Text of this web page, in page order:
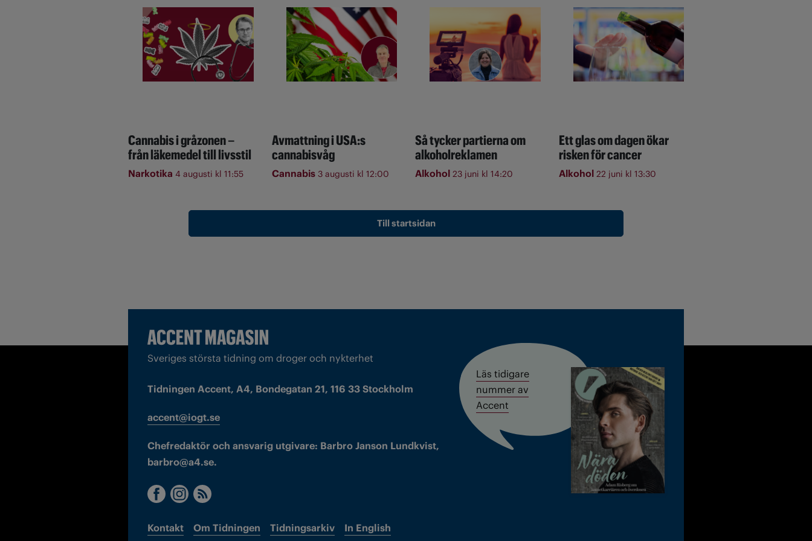
Cannabis i gråzonen –
från läkemedel till livsstil
Narkotika 4 augusti kl 11:55
Avmattning i USA:s
cannabisvåg
Cannabis 3 augusti kl 12:00
Så tycker partierna om
alkoholreklamen
Alkohol 23 juni kl 14:20
Ett glas om dagen ökar
risken för cancer
Alkohol 22 juni kl 13:30
Till startsidan
Sveriges största tidning om droger och nykterhet
Tidningen Accent, A4, Bondegatan 21, 116 33 Stockholm
accent@iogt.se
Chefredaktör och ansvarig utgivare: Barbro Janson Lundkvist,
barbro@a4.se.
Kontakt Om Tidningen Tidningsarkiv In English
Läs tidigare
nummer av
Accent